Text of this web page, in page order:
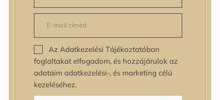
Normál
Zsíros
Bőrprobléma
Bőrpír
Dehidratált bőr
Egyenetlen bőrtextúra
Az Adatkezelési Tájékoztatóban
foglaltakat elfogadom, és hozzájárulok az
adataim adatkezelési-, és marketing célú
kezeléséhez.